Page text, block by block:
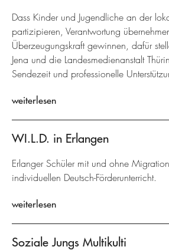
Dass Kinder und Jugendliche an der
partizipieren, Verantwortung
Überzeugungskraft gewinnen, dafür
Jena und die Landesmedienanstalt
Sendezeit und professionelle
weiterlesen
WI.L.D. in Erlangen
Erlanger Schüler mit und ohne
individuellen Deutsch-Förderunterricht.
weiterlesen
Soziale Jungs Multikulti